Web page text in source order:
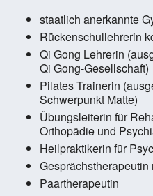
staatlich anerkannte
Rückenschullehrerin
Qi Gong Lehrerin
Qi Gong-Gesellschaft)
Pilates Trainerin
Schwerpunkt Matte)
Übungsleiterin für
Orthopädie und
Heilpraktikerin für
Paartherapeutin